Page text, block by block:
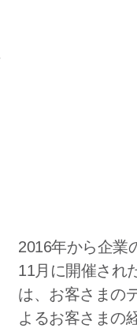
2016年から企業
11月に開催され
は、お客さまの
よるお客さまの